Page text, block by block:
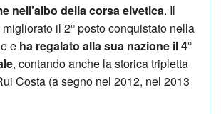
nell’albo della corsa elvetica. Il
il 2° posto conquistato nella
e ha regalato alla sua nazione il 4°
, contando anche la storica tripletta
Costa (a segno nel 2012, nel 2013